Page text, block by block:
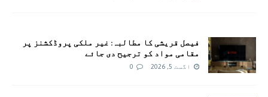
فیصل قریشی کا مطالبہ: غیر ملکی پروڈکشنز پر
مقامی مواد کو ترجیح دی جائے
اگست 5, 2026 0